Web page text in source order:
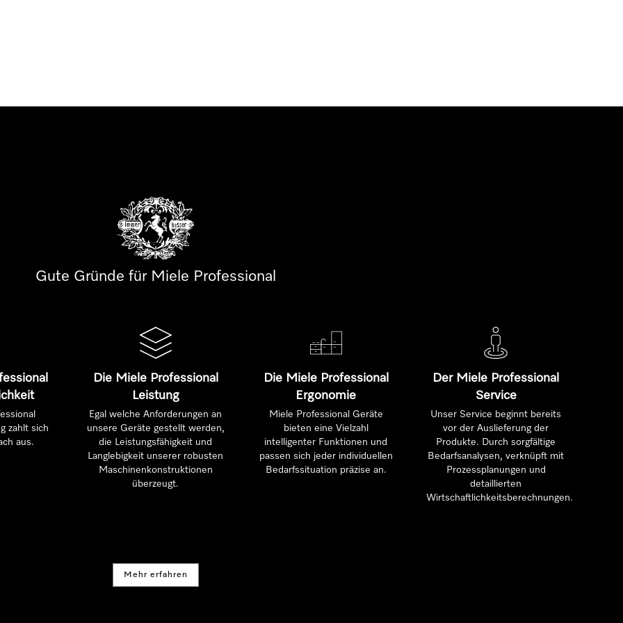
Gute Gründe für Miele Professional
zahlt sich
aus.
Die Miele Professional
Leistung
Egal welche Anforderungen an
unsere Geräte gestellt werden,
die Leistungsfähigkeit und
Langlebigkeit unserer robusten
Maschinenkonstruktionen
überzeugt.
Die Miele Professional
Ergonomie
Miele Professional Geräte
bieten eine Vielzahl
intelligenter Funktionen und
passen sich jeder individuellen
Bedarfssituation präzise an.
Der Miele Professional
Service
Unser Service beginnt bereits
vor der Auslieferung der
Produkte. Durch sorgfältige
Bedarfsanalysen, verknüpft mit
Prozessplanungen und
detaillierten
Wirtschaftlichkeitsberechnungen.
Mehr erfahren